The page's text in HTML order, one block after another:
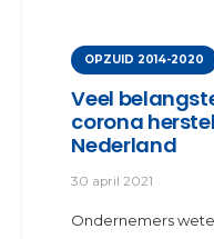
OPZUID 2014-2020
Veel
corona
Nederland
30 april 2021
Ondernemers